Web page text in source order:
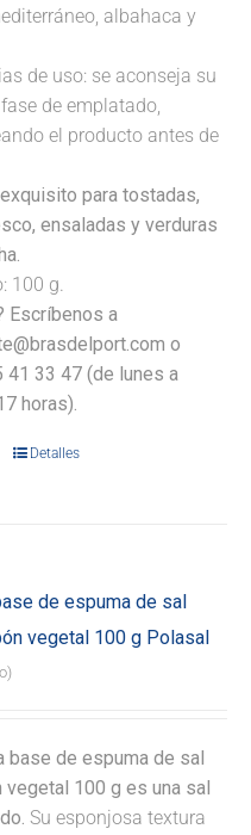
albahaca y
de uso: se aconseja su
de emplatado,
el producto antes de
exquisito para tostadas,
ensaladas y verduras
100 g.
Escríbenos a
o
41 33 47 (de lunes a
horas).
Detalles
de espuma de sal
vegetal 100 g Polasal
base de espuma de sal
vegetal 100 g es una sal
Su esponjosa textura